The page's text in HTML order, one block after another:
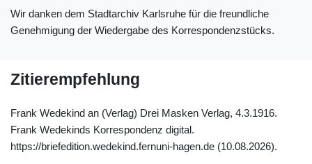
Wir danken dem Stadtarchiv Karlsruhe für die freundliche
Genehmigung der Wiedergabe des Korrespondenzstücks.
Zitierempfehlung
Frank Wedekind an (Verlag) Drei Masken Verlag, 4.3.1916.
Frank Wedekinds Korrespondenz digital.
https://briefedition.wedekind.fernuni-hagen.de (10.08.2026).